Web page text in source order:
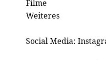
Filme
Weiteres
Social Media: